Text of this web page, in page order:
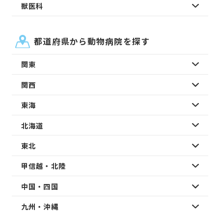
獣医科
都道府県から動物病院を探す
関東
関西
東海
北海道
東北
甲信越・北陸
中国・四国
九州・沖縄